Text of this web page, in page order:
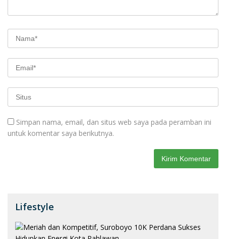
Simpan nama, email, dan situs web saya pada peramban ini
untuk komentar saya berikutnya.
Lifestyle